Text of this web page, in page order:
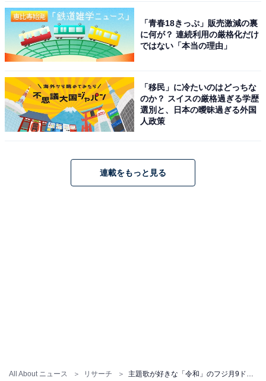
All About ニュース リサーチ
ボリュームある天然パーマの髪形で変わり者の大学生・
久能が、数々の事件で謎も人の心も解きほぐす、新感覚
ミステリー作品として高評価を得ました。2023年9月15
日には劇場版も公開され、大ヒットを記録しています。
ドラマ版では、King Gnuの『カメレオン』が主題歌に採
用され、美しいメロディーと意味深な歌詞が話題になり
ました。また、劇場版もKing Gnuが引き続き担当し、
回答者からは、「King Gnuの曲と声の雰囲気が、ミステ
リーの内容にぴったりで印象に残りました。神秘的なよ
「青春18きっぷ」販売激減の裏
に何が？ 連続利用の厳格化だけ
ではない「本当の理由」
「移民」に冷たいのはどっちな
のか？ スイスの厳格過ぎる学歴
選別と、日本の曖昧過ぎる外国
人政策
連載をもっと見る